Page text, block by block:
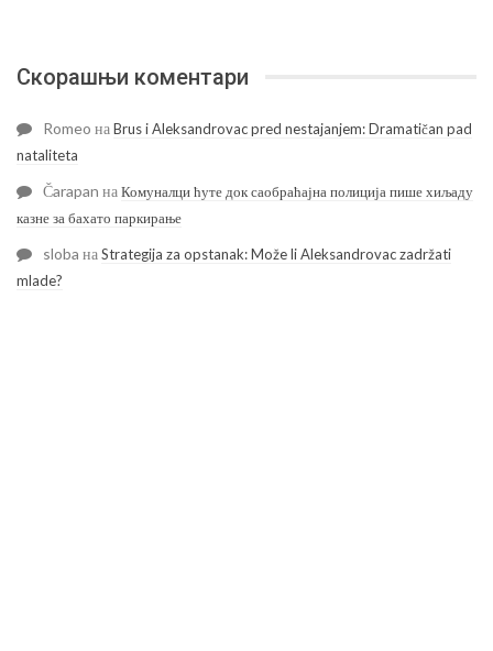
Скорашњи коментари
Romeo наBrus i Aleksandrovac pred nestajanjem: Dramatičan pad
nataliteta
Čarapan наКомуналци ћуте док саобраћајна полиција пише хиљаду
казне за бахато паркирање
sloba наStrategija za opstanak: Može li Aleksandrovac zadržati
mlade?